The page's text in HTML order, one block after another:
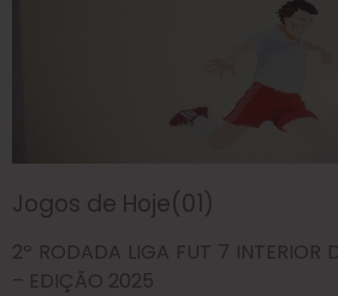
Jogos de Hoje(01)
2º RODADA LIGA FUT 7 INTERIOR
– EDIÇÃO 2025